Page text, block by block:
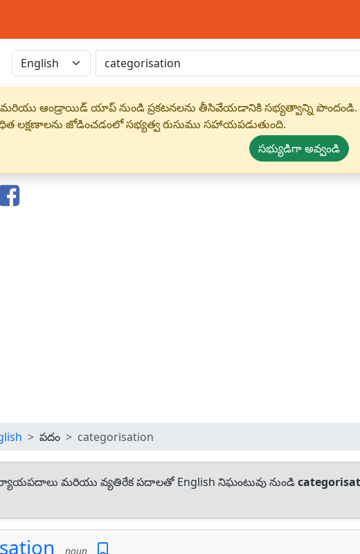
ఆండ్రాయిడ్ యాప్ నుండి ప్రకటనలను తీసివేయడానికి సభ్యత్వాన్ని
లక్షణాలను జోడించడంలో సభ్యత్వ రుసుము సహాయపడుతుంది.
సభ్యుడిగా అవ్వండి
పదం categorisation
మరియు వ్యతిరేక పదాలతో English నిఘంటువు నుండి
noun